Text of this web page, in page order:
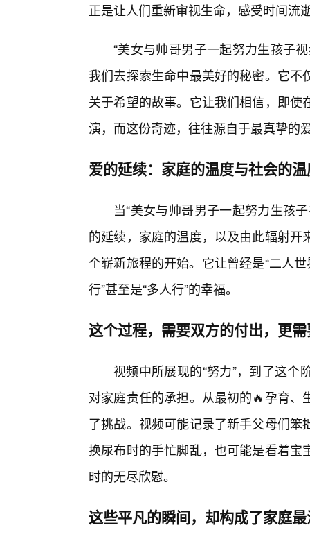
正是让人们重新审视生命，感受时间流
“美女与帅哥男子一起努力生孩子
我们去探索生命中最美好的秘密。它
关于希望的故事。它让我们相信，即
演，而这份奇迹，往往源自于最真挚的
爱的延续：家庭的温度与社会的
当“美女与帅哥男子一起努力生孩
的延续，家庭的温度，以及由此辐射
个崭新旅程的开始。它让曾经是“二人
行”甚至是“多人行”的幸福。
这个过程，需要双方的付出，更
视频中所展现的“努力”，到了这
对家庭责任的承担。从最初的🔥孕育
了挑战。视频可能记录了新手父母们
换尿布时的手忙脚乱，也可能是看着
时的无尽欣慰。
这些平凡的瞬间，却构成了家庭